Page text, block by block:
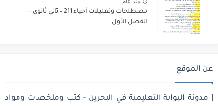
مصطلحات وتعليلات أحياء 211 – ثاني ثانوي -
الفصل الأول
عن الموقع
| مدونة البوابة التعليمية في البحرين - كتب وملخصات ومواد